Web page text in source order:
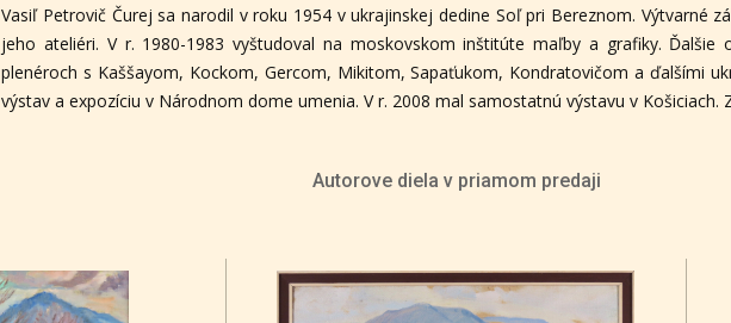
Vasiľ Petrovič Čurej sa narodil v roku 1954 v ukrajinskej dedine Soľ pri Bereznom. Výtvarné
jeho ateliéri. V r. 1980-1983 vyštudoval na moskovskom inštitúte maľby a grafiky. Ďalšie
plenéroch s Kaššayom, Kockom, Gercom, Mikitom, Sapaťukom, Kondratovičom a ďalšími
výstav a expozíciu v Národnom dome umenia. V r. 2008 mal samostatnú výstavu v Košiciach.
Autorove diela v priamom predaji